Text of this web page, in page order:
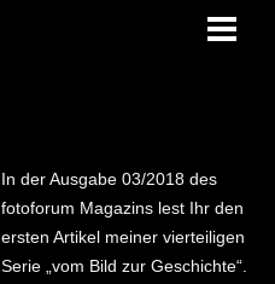
In der Ausgabe 03/2018 des
fotoforum Magazins lest Ihr den
ersten Artikel meiner vierteiligen
Serie „vom Bild zur Geschichte“.